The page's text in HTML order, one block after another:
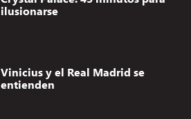
ilusionarse
Vinicius y el Real Madrid se
entienden